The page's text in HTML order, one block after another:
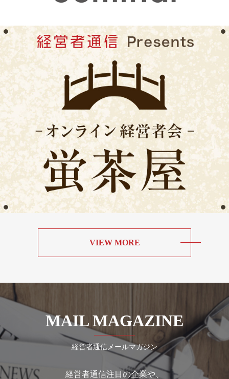
VIEW MORE
MAIL MAGAZINE
経営者通信メールマガジン
経営者通信注目の企業や、